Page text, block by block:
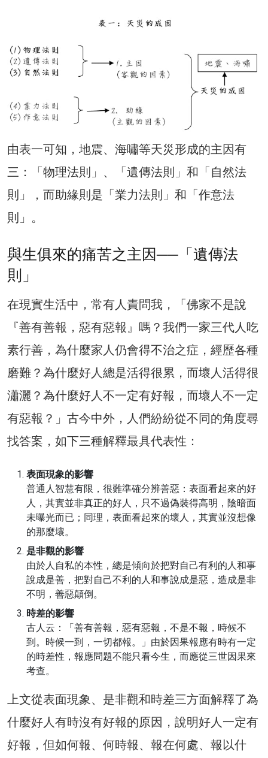
由表一可知，地震、海嘯等天災形成的主因有
三：「物理法則」、「遺傳法則」和「自然法
則」，而助緣則是「業力法則」和「作意法
則」。
與生俱來的痛苦之主因──「遺傳法
則」
在現實生活中，常有人責問我，「佛家不是說
『善有善報，惡有惡報』嗎？我們一家三代人吃
素行善，為什麼家人仍會得不治之症，經歷各種
磨難？為什麼好人總是活得很累，而壞人活得很
瀟灑？為什麼好人不一定有好報，而壞人不一定
有惡報？」古今中外，人們紛紛從不同的角度尋
找答案，如下三種解釋最具代表性：
表面現象的影響
普通人智慧有限，很難準確分辨善惡：表面看起來的好
人，其實並非真正的好人，只不過偽裝得高明，陰暗面
未曝光而已；同理，表面看起來的壞人，其實並沒想像
的那麼壞。
是非觀的影響
由於人自私的本性，總是傾向於把對自己有利的人和事
說成是善，把對自己不利的人和事說成是惡，造成是非
不明，善惡顛倒。
時差的影響
古人云：「善有善報，惡有惡報，不是不報，時候不
到。時候一到，一切都報。」由於因果報應有時有一定
的時差性，報應問題不能只看今生，而應從三世因果來
考查。
上文從表面現象、是非觀和時差三方面解釋了為
什麼好人有時沒有好報的原因，說明好人一定有
好報，但如何報、何時報、報在何處、報以什